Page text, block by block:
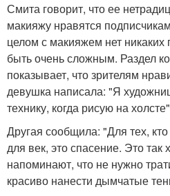
Смита говорит, что ее
макияжу нравятся
целом с макияжем нет
быть очень сложным. Раздел
показывает, что зрителям
девушка написала: "Я
технику, когда рисую на
Другая сообщила: "Для тех,
для век, это спасение. Это так
напоминают, что не нужно
красиво нанести дымчатые